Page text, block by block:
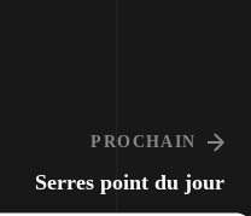
PROCHAIN
Serres point du jour